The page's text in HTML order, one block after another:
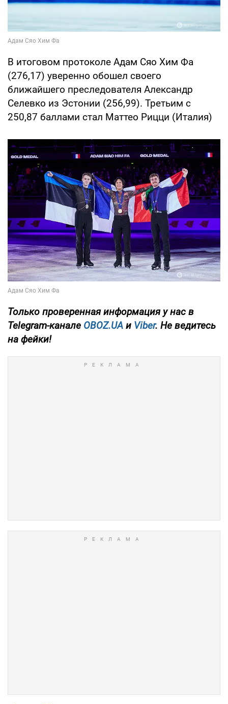
В итоговом протоколе Адам Сяо Хим Фа
(276,17) уверенно обошел своего
ближайшего преследователя Александр
Селевко из Эстонии (256,99). Третьим с
250,87 баллами стал Маттео Рицци (Италия)
Только проверенная информация у нас в
Telegram-канале OBOZ.UA и Viber. Не ведитесь
на фейки!